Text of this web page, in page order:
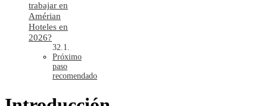
trabajar en
Amérian
Hoteles en
2026?
Próximo
paso
recomendado